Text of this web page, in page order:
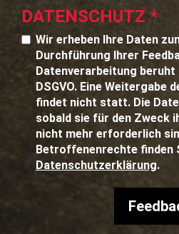
DATENSCHUTZ *
Wir erheben Ihre Daten
Durchführung Ihrer
Datenverarbeitung
DSGVO. Eine Weitergabe
findet nicht statt. Die
sobald sie für den Zweck
nicht mehr erforderlich
Betroffenenrechte finden
Datenschutzerklärung.